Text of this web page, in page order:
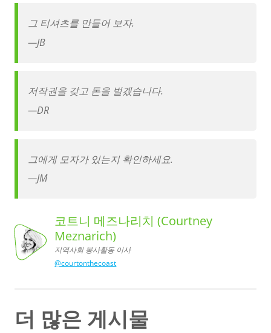
그 티셔츠를 만들어 보자.
—JB
저작권을 갖고 돈을 벌겠습니다.
—DR
그에게 모자가 있는지 확인하세요.
—JM
코트니 메즈나리치 (Courtney
Meznarich),
지역사회 봉사활동 이사
코트니 메즈나리치 (Courtney
Meznarich)
지역사회 봉사활동 이사
@courtonthecoast
더 많은 게시물